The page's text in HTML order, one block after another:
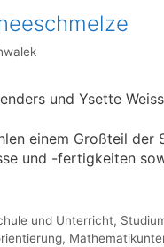
und Ysette Weiss
einem Großteil der
und -fertigkeiten
und Unterricht,
,